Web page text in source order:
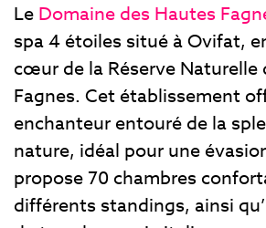
Le Domaine des Hautes
spa 4 étoiles situé à Ovifat,
cœur de la Réserve Naturelle
Fagnes. Cet établissement
enchanteur entouré de la
nature, idéal pour une
propose 70 chambres
différents standings, ainsi